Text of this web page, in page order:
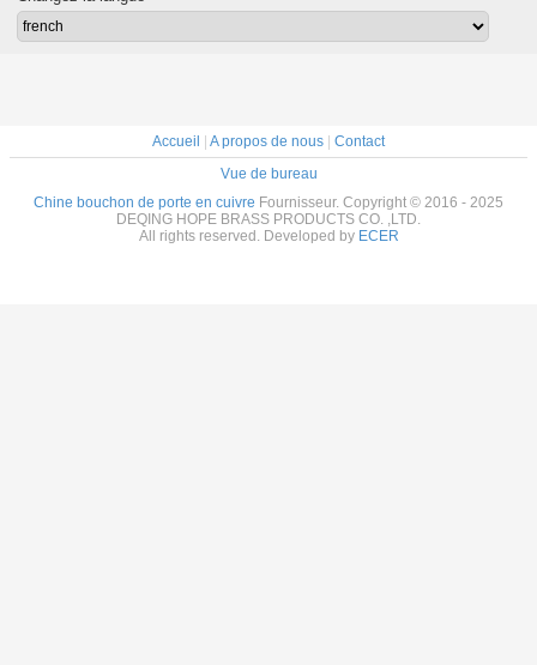
Accueil A propos de nous
Contact
Vue de bureau
Chine bouchon de porte en cuivre Fournisseur. Copyright © 2016 - 2025
DEQING HOPE BRASS PRODUCTS CO. ,LTD.
All rights reserved. Developed by ECER